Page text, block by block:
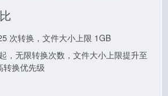
次转换，文件大小上限 1GB
，无限转换次数，文件大小上限提升至
转换优先级